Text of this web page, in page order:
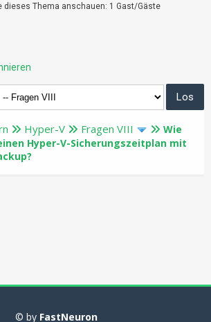
dieses Thema anschauen: 1 Gast/Gäste
Hyper-V Fragen VIII
Wie
Hyper-V-Sicherungszeitplan mit
© by FastNeuron